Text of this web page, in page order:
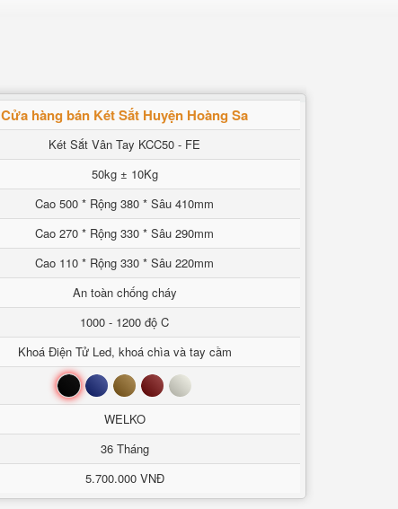
Cửa hàng bán Két Sắt Huyện Hoàng Sa
Két Sắt Vân Tay KCC50 - FE
50kg ± 10Kg
Cao 500 * Rộng 380 * Sâu 410mm
Cao 270 * Rộng 330 * Sâu 290mm
Cao 110 * Rộng 330 * Sâu 220mm
An toàn chống cháy
1000 - 1200 độ C
Khoá Điện Tử Led, khoá chìa và tay cầm
Đen Xanh Nâu Đỏ Trắng
WELKO
36 Tháng
5.700.000 VNĐ